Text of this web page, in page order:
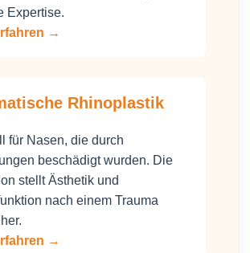
Expertise.
→
Rhinoplastik
für Nasen, die durch
beschädigt wurden. Die
stellt Ästhetik und
nach einem Trauma
→